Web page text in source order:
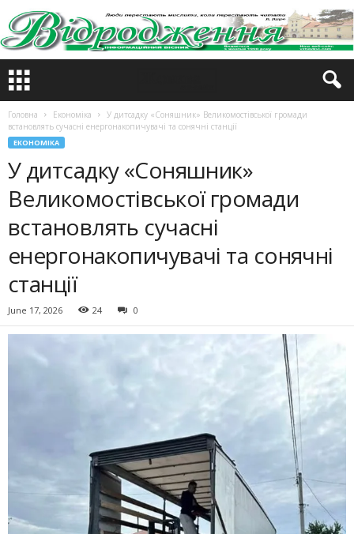
Головна Економіка
У дитсадку «Соняшник» Великомостівської громади
встановлять сучасні енергонакопичувачі та сонячні станції
ЕКОНОМІКА
У дитсадку «Соняшник»
Великомостівської громади
встановлять сучасні
енергонакопичувачі та сонячні
станції
June 17, 2026 24 0